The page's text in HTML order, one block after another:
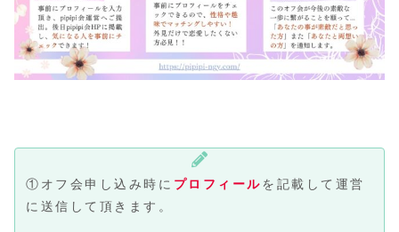
①オフ会申し込み時に プロフィールを記載して運営
に送信して頂きます。